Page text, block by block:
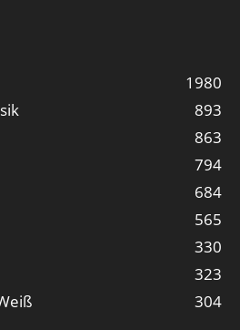
1980
893
863
794
684
565
330
323
304